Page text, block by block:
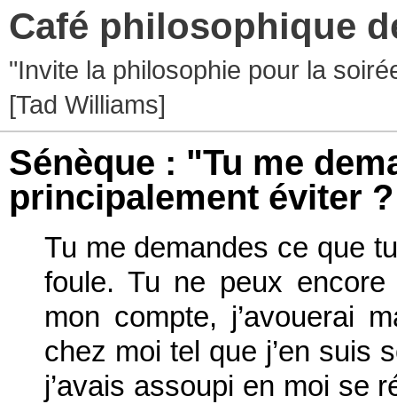
Café philosophique
"Invite la philosophie pour la
[Tad Williams]
Sénèque : "Tu me
principalement éviter
Tu me demandes ce que
foule. Tu ne peux encore
mon compte, j’avouerai
chez moi tel que j’en suis
j’avais assoupi en moi se